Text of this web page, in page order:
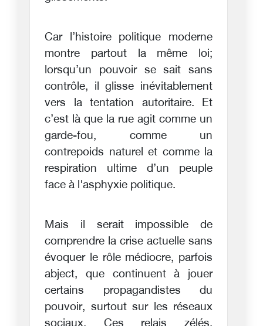
Car l’histoire politique moderne
montre partout la même loi;
lorsqu’un pouvoir se sait sans
contrôle, il glisse inévitablement
vers la tentation autoritaire. Et
c’est là que la rue agit comme un
garde-fou, comme un
contrepoids naturel et comme la
respiration ultime d’un peuple
face à l'asphyxie politique.
Mais il serait impossible de
comprendre la crise actuelle sans
évoquer le rôle médiocre, parfois
abject, que continuent à jouer
certains propagandistes du
pouvoir, surtout sur les réseaux